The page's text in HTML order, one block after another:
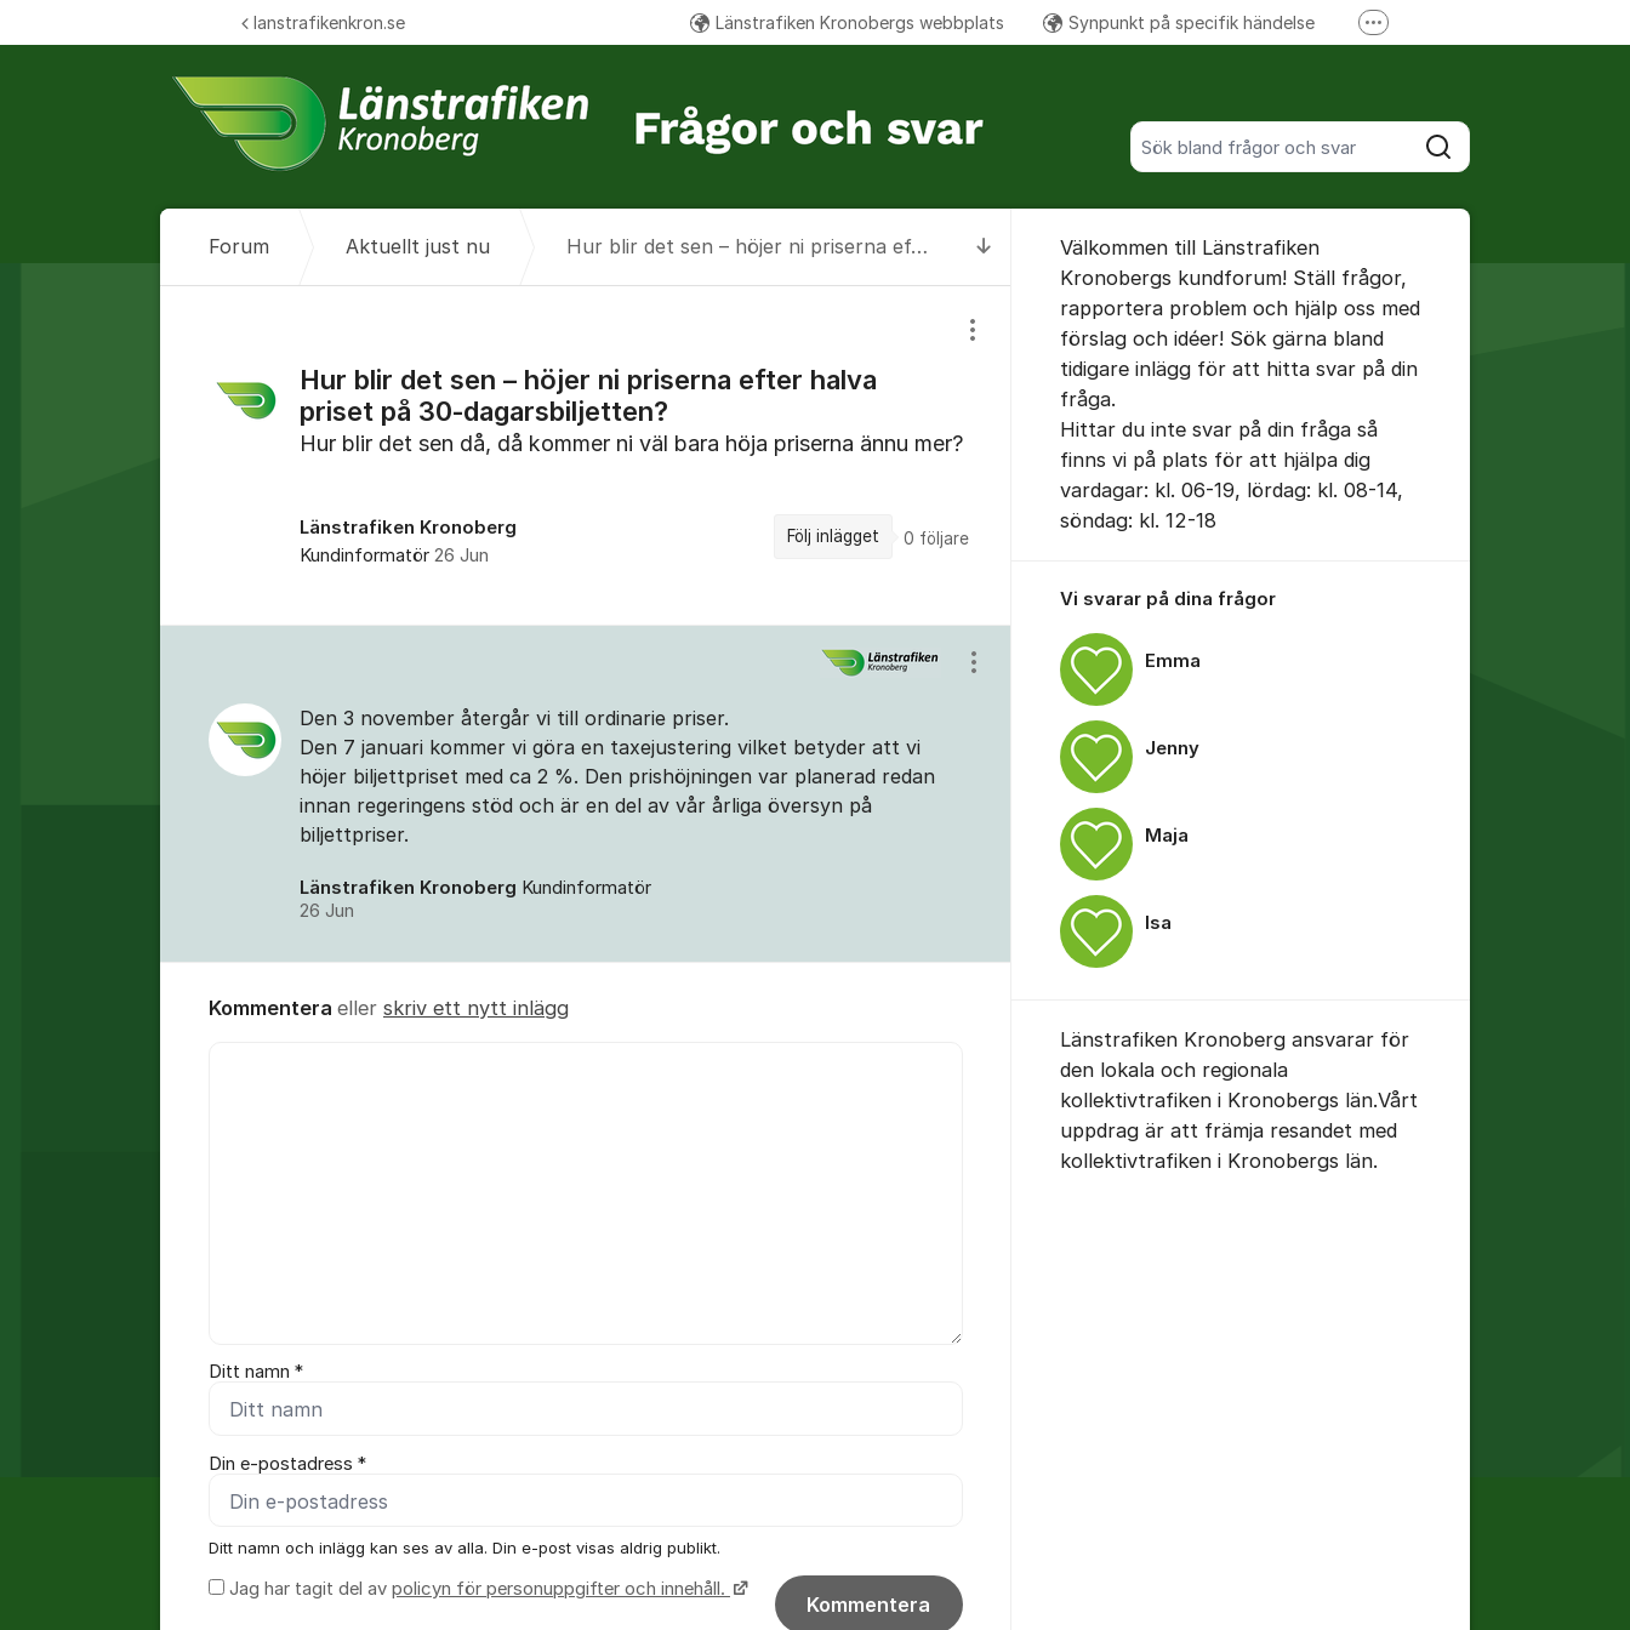
Sök bland alla inlägg
Sök
lanstrafikenkron.se Länstrafiken Kronobergs webbplats Synpunkt på specifik händelse Fler supportlänkar
Till senaste kommentaren
Forum Aktuellt just nu Hur blir det sen – höjer ni priserna efter halva priset på 30‑dagarsbiljetten?
Hur blir det sen – höjer ni priserna efter halva
priset på 30‑dagarsbiljetten?
Visa/dölj inställningar för inlägg/kommentar
Hur blir det sen då, då kommer ni väl bara höja priserna ännu mer?
Länstrafiken Kronoberg
Kundinformatör 26 Jun
Följ inlägget 0 följare
Den 3 november återgår vi till ordinarie priser.
Den 7 januari kommer vi göra en taxejustering vilket betyder att vi
höjer biljettpriset med ca 2 %. Den prishöjningen var planerad redan
innan regeringens stöd och är en del av vår årliga översyn på
biljettpriser.
Länstrafiken Kronoberg Kundinformatör
26 Jun
Visa/dölj inställningar för inlägg/kommentar
Kommentera eller skriv ett nytt inlägg
Ditt namn *
Din e-postadress *
Ditt namn och inlägg kan ses av alla. Din e-post visas aldrig publikt.
Jag har tagit del av policyn för personuppgifter och innehåll.
Kommentera
Välkommen till Länstrafiken
Kronobergs kundforum! Ställ frågor,
rapportera problem och hjälp oss med
förslag och idéer! Sök gärna bland
tidigare inlägg för att hitta svar på din
fråga.
Hittar du inte svar på din fråga så
finns vi på plats för att hjälpa dig
vardagar: kl. 06-19, lördag: kl. 08-14,
söndag: kl. 12-18
Vi svarar på dina frågor
Emma
Jenny
Maja
Isa
Länstrafiken Kronoberg ansvarar för
den lokala och regionala
kollektivtrafiken i Kronobergs län.Vårt
uppdrag är att främja resandet med
kollektivtrafiken i Kronobergs län.